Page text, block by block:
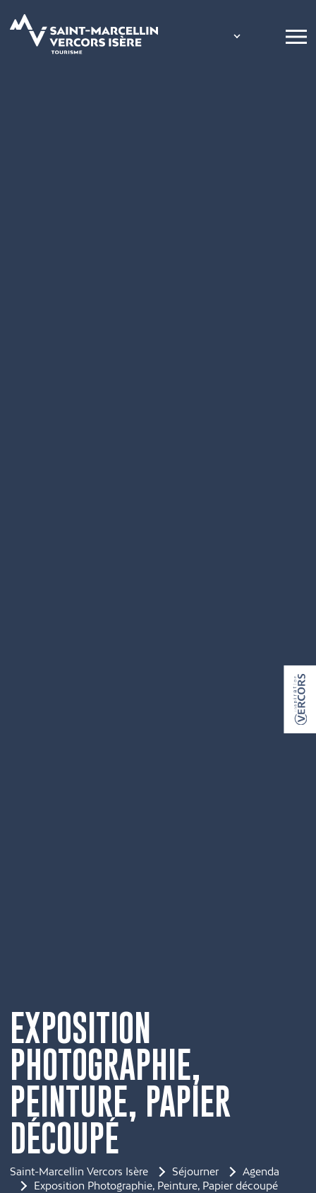
EXPOSITION
PHOTOGRAPHIE,
PEINTURE, PAPIER
DÉCOUPÉ
Saint-Marcellin Vercors Isère Séjourner
Agenda
Exposition Photographie, Peinture, Papier découpé